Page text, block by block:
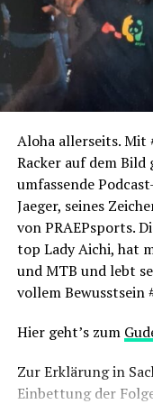
Emotionen leben,
Pressetext … Wobei,
Komposition der
Rumstöbern
zueinander.
das ist eben das
willst, wa? Yep, yeah
Aloha allerseits.
Racker auf dem
umfassende
Jaeger, seines
von PRAEPsports.
top Lady Aichi, hat
und MTB und lebt
vollem Bewusstsein
Hier geht’s zum
Zur Erklärung in
Einbettung der